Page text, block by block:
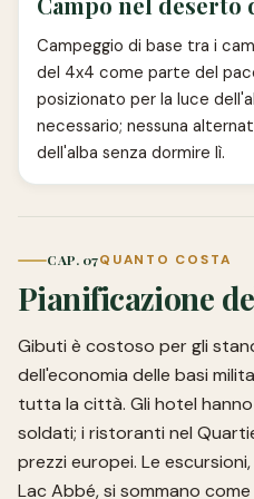
Campeggio di base tra i
del 4x4 come parte del
posizionato per la luce
necessario; nessuna
dell'alba senza dormire lì.
CAP. 07QUANTO COSTA
Pianificazione
Gibuti è costoso per gli
dell'economia delle basi
tutta la città. Gli hotel hanno
soldati; i ristoranti nel
prezzi europei. Le escursioni,
Lac Abbé, si sommano